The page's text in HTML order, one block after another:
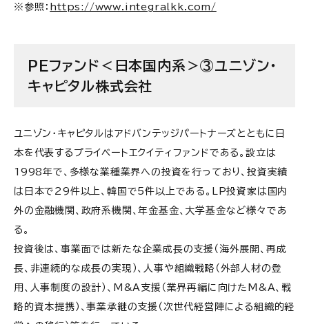
※参照： https://www.integralkk.com/
PEファンド＜日本国内系＞③ユニゾン・
キャピタル株式会社
ユニゾン・キャピタルはアドバンテッジパートナーズとともに日
本を代表するプライベートエクイティファンドである。設立は
1998年で、多様な業種業界への投資を行っており、投資実績
は日本で29件以上、韓国で5件以上である。LP投資家は国内
外の金融機関、政府系機関、年金基金、大学基金など様々であ
る。
投資後は、事業面では新たな企業成長の支援（海外展開、再成
長、非連続的な成長の実現）、人事や組織戦略（外部人材の登
用、人事制度の設計）、M&A支援（業界再編に向けたM&A、戦
略的資本提携）、事業承継の支援（次世代経営陣による組織的経